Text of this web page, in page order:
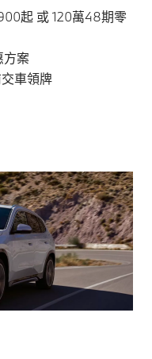
起 或 120萬48期零
方案
車領牌